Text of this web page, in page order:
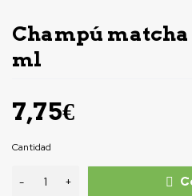
Champú
ml
7,75€
Cantidad